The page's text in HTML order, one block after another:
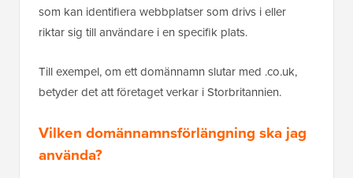
som kan identifiera webbplatser som drivs i eller
riktar sig till användare i en specifik plats.
Till exempel, om ett domännamn slutar med .co.uk,
betyder det att företaget verkar i Storbritannien.
Vilken domännamnsförlängning ska jag
använda?